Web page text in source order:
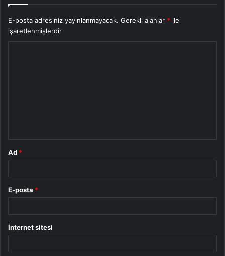
E-posta adresiniz yayınlanmayacak. Gerekli alanlar * ile
işaretlenmişlerdir
Ad *
E-posta *
İnternet sitesi